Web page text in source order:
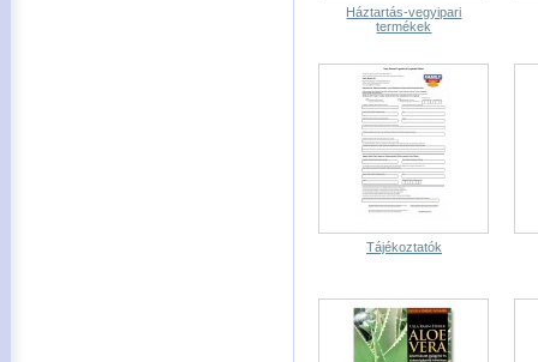
Háztartás-vegyipari
termékek
Tájékoztatók